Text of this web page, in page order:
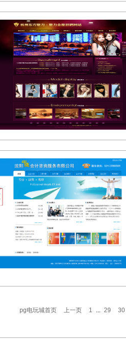
pg电玩城首页 上一页 1 ... 29 30